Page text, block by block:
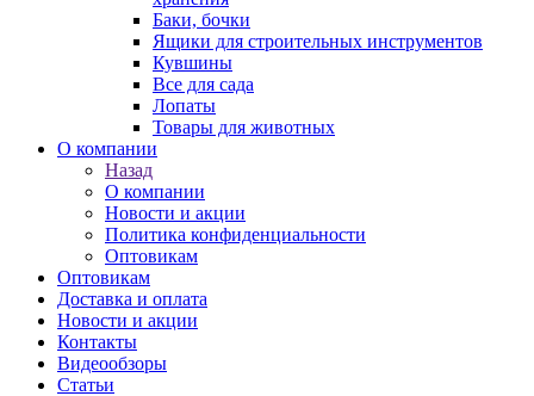
Баки, бочки
Ящики для строительных инструментов
Кувшины
Все для сада
Лопаты
Товары для животных
О компании
Назад
О компании
Новости и акции
Политика конфиденциальности
Оптовикам
Оптовикам
Доставка и оплата
Новости и акции
Контакты
Видеообзоры
Статьи